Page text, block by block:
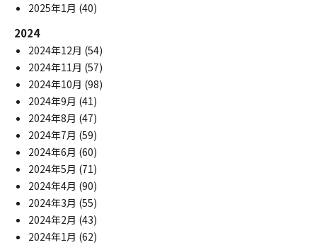
2025年1月 (40)
2024
2024年12月 (54)
2024年11月 (57)
2024年10月 (98)
2024年9月 (41)
2024年8月 (47)
2024年7月 (59)
2024年6月 (60)
2024年5月 (71)
2024年4月 (90)
2024年3月 (55)
2024年2月 (43)
2024年1月 (62)